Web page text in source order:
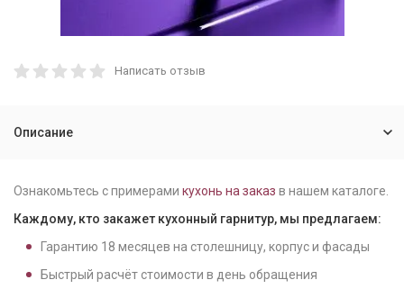
Написать отзыв
Описание
Ознакомьтесь с примерами кухонь на заказ в нашем каталоге.
Каждому, кто закажет кухонный гарнитур, мы предлагаем:
Гарантию 18 месяцев на столешницу, корпус и фасады
Быстрый расчёт стоимости в день обращения